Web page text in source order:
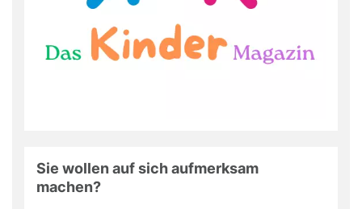
Sie wollen auf sich aufmerksam
machen?